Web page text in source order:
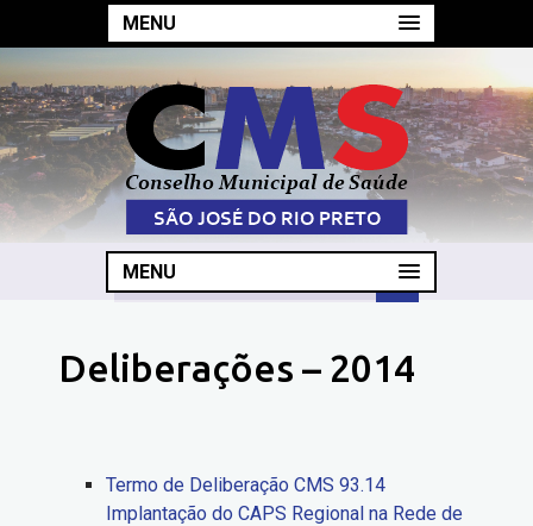
MENU
MENU
Deliberações – 2014
Termo de Deliberação CMS 93.14
Implantação do CAPS Regional na Rede de